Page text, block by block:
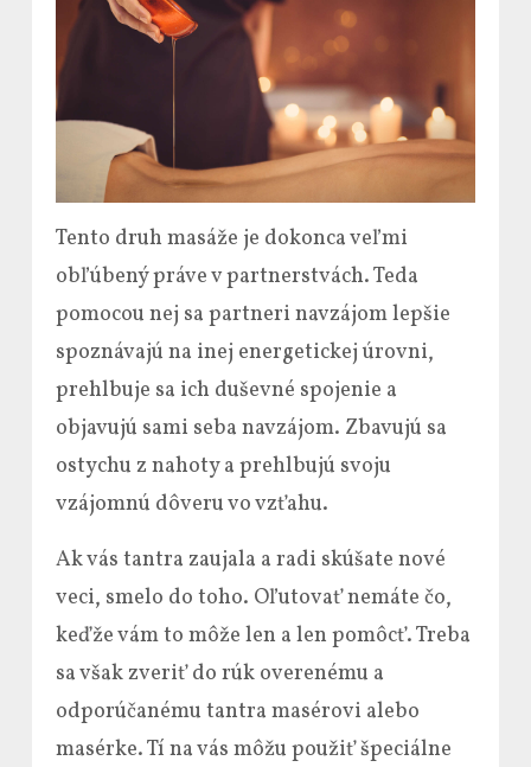
Tento druh masáže je dokonca veľmi
obľúbený práve v partnerstvách. Teda
pomocou nej sa partneri navzájom lepšie
spoznávajú na inej energetickej úrovni,
prehlbuje sa ich duševné spojenie a
objavujú sami seba navzájom. Zbavujú sa
ostychu z nahoty a prehlbujú svoju
vzájomnú dôveru vo vzťahu.
Ak vás tantra zaujala a radi skúšate nové
veci, smelo do toho. Oľutovať nemáte čo,
keďže vám to môže len a len pomôcť. Treba
sa však zveriť do rúk overenému a
odporúčanému tantra masérovi alebo
masérke. Tí na vás môžu použiť špeciálne